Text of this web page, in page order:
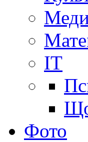
IT
Фото